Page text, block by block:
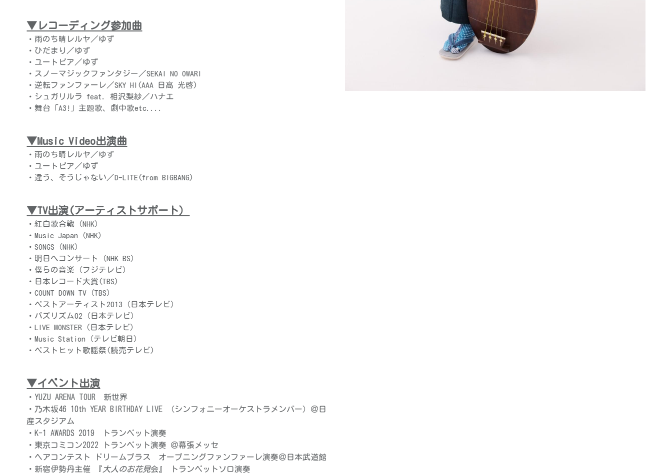
▼レコーディング参加曲
・雨のち晴レルヤ／ゆず
・ひだまり／ゆず
・ユートピア／ゆず
・スノーマジックファンタジー／SEKAI NO OWARI
・逆転ファンファーレ／SKY HI(AAA 日高 光啓)
・シュガリルラ feat. 相沢梨紗／ハナエ
▼Music Video出演曲
・雨のち晴レルヤ／ゆず
・ユートピア／ゆず
▼TV出演(アーティストサポート）
・紅白歌合戦（NHK）
・Music Japan（NHK）
・SONGS（NHK）
・明日へコンサート（NHK BS）
・僕らの音楽（フジテレビ）
・日本レコード大賞(TBS)
・COUNT DOWN TV（TBS）
・ベストアーティスト2013（日本テレビ）
・バズリズム02（日本テレビ）
・LIVE MONSTER（日本テレビ）
・Music Station（テレビ朝日）
▼イベント出演
・YUZU ARENA TOUR 新世界
・乃木坂46 10th YEAR BIRTHDAY LIVE （シンフォニーオーケストラメンバー）＠日
産スタジアム
・K-1 AWARDS 2019　トランペット演奏
・東京コミコン2022 トランペット演奏 ＠幕張メッセ
・ヘアコンテスト ドリームプラス　オープニングファンファーレ演奏＠日本武道館